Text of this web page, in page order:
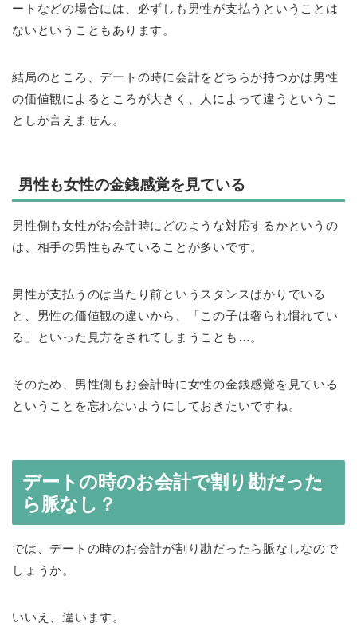
ートなどの場合には、必ずしも男性が支払うということは
ないということもあります。
結局のところ、デートの時に会計をどちらが持つかは男性
の価値観によるところが大きく、人によって違うというこ
としか言えません。
男性も女性の金銭感覚を見ている
男性側も女性がお会計時にどのような対応するかというの
は、相手の男性もみていることが多いです。
男性が支払うのは当たり前というスタンスばかりでいる
と、男性の価値観の違いから、「この子は奢られ慣れてい
る」といった見方をされてしまうことも…。
そのため、男性側もお会計時に女性の金銭感覚を見ている
ということを忘れないようにしておきたいですね。
デートの時のお会計で割り勘だった
ら脈なし？
では、デートの時のお会計が割り勘だったら脈なしなので
しょうか。
いいえ、違います。